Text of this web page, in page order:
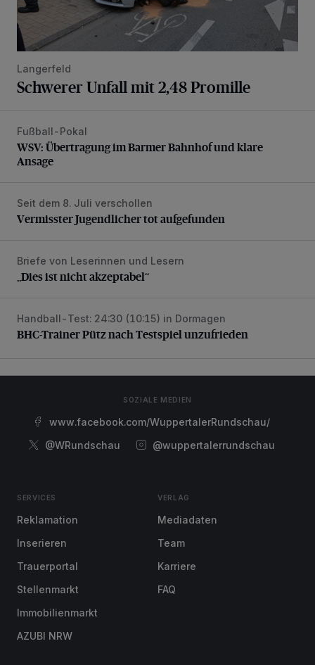
Langerfeld
Schwerer Unfall mit 2,48 Promille
WSV: Übertragung im Barmer Bahnhof und klare Ansage
Fußball-Pokal
WSV: Übertragung im Barmer Bahnhof und klare
Ansage
Vermisster Jugendlicher tot aufgefunden
Seit dem 8. Juli verschollen
Vermisster Jugendlicher tot aufgefunden
„Dies ist nicht akzeptabel“
Briefe von Leserinnen und Lesern
„Dies ist nicht akzeptabel“
BHC-Trainer Pütz nach Testspiel unzufrieden
Handball-Test: 24:30 (10:15) in Dormagen
BHC-Trainer Pütz nach Testspiel unzufrieden
SOZIALE MEDIEN
www.facebook.com/WuppertalerRundschau/
@WRundschau
@wuppertalerrundschau
SERVICES
Reklamation
Inserieren
Trauerportal
Stellenmarkt
Immobilienmarkt
AZUBI NRW
VERLAG
Mediadaten
Team
Karriere
FAQ